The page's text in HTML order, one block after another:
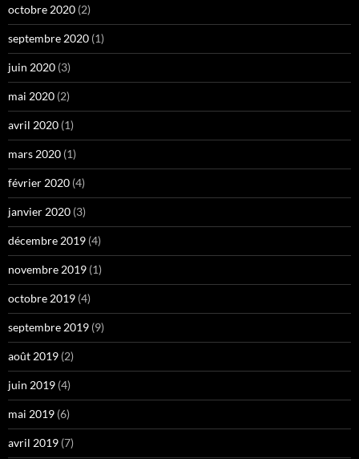
octobre 2020 (2)
septembre 2020 (1)
juin 2020 (3)
mai 2020 (2)
avril 2020 (1)
mars 2020 (1)
février 2020 (4)
janvier 2020 (3)
décembre 2019 (4)
novembre 2019 (1)
octobre 2019 (4)
septembre 2019 (9)
août 2019 (2)
juin 2019 (4)
mai 2019 (6)
avril 2019 (7)